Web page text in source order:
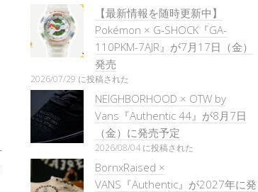
【最新情報を随時更新中】
Pokémon × G-SHOCK『GA-
110PKM-7AJR』が7月17日（金）
発売
2026/07/29 に投稿された
NEIGHBORHOOD × OTW by
Vans『Authentic 44』が8月7日
（金）に発売予定
2026/08/04 に投稿された
BornxRaised ×
VANS『Authentic』が2027年に発